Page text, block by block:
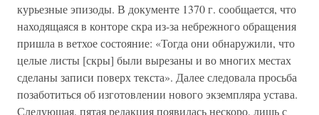
курьезные эпизоды. В документе 1370 г. сообщается, что
находящаяся в конторе скра из-за небрежного обращения
пришла в ветхое состояние: «Тогда они обнаружили, что
целые листы [скры] были вырезаны и во многих местах
сделаны записи поверх текста». Далее следовала просьба
позаботиться об изготовлении нового экземпляра устава.
Следующая, пятая редакция появилась нескоро, лишь с